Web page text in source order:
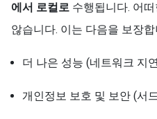
에서 로컬로 수행됩니다. 어
않습니다. 이는 다음을 보장합
더 나은 성능 (네트워크 지
개인정보 보호 및 보안 (서